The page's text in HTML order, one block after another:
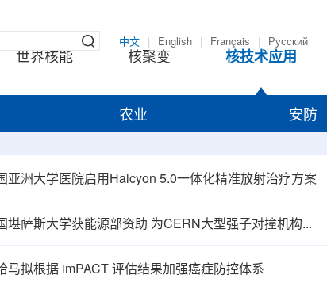
中文 English Français Русский
世界核能 核聚变 核技术应用
农业 安防
亚洲大学医院启用Halcyon 5.0一体化精准放射治疗方案
美国堪萨斯大学获能源部资助 为CERN大型强子对撞机构建新一代探测器
马拟根据 imPACT 评估结果加强癌症防控体系